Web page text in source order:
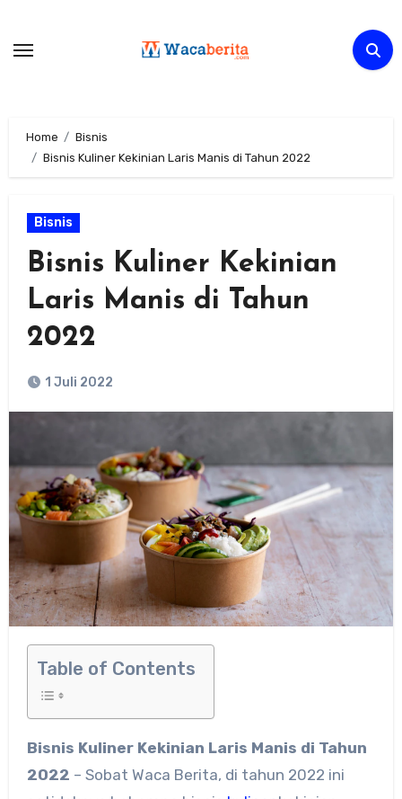
content
Home
Bisnis
Bisnis Kuliner Kekinian Laris Manis di Tahun 2022
Bisnis
Bisnis Kuliner Kekinian
Laris Manis di Tahun
2022
1 Juli 2022
Table of Contents
Bisnis Kuliner Kekinian Laris Manis di Tahun
2022 – Sobat Waca Berita, di tahun 2022 ini